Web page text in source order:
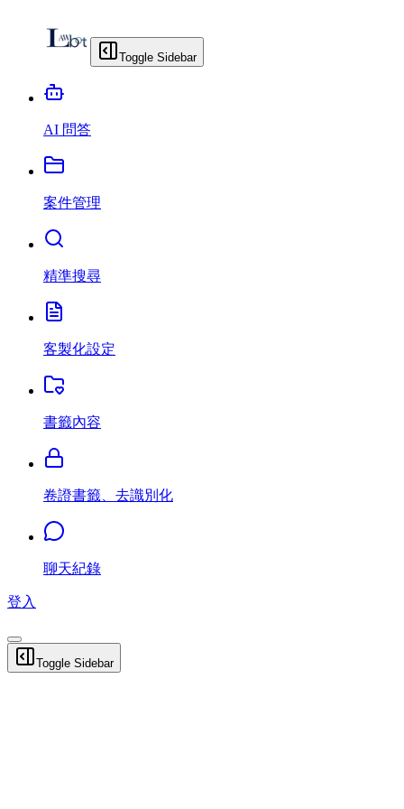
Toggle Sidebar
AI 問答
案件管理
精準搜尋
客製化設定
書籤內容
卷證書籤、去識別化
聊天紀錄
登入
Toggle Sidebar